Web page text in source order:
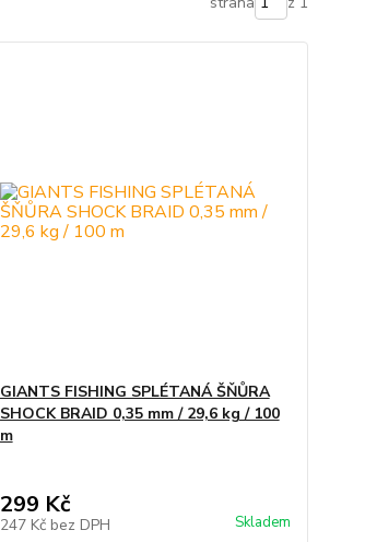
GIANTS FISHING SPLÉTANÁ ŠŇŮRA
SHOCK BRAID 0,35 mm / 29,6 kg / 100
m
299 Kč
247 Kč bez DPH Skladem